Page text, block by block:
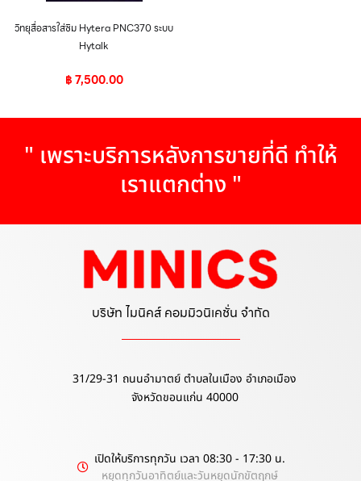
วิทยุสื่อสารใส่ซิม Hytera PNC370 ระบบ
Hytalk
฿7,500.00
" เพราะบริการหลังการขายที่ดี ทำให้
เราแตกต่าง "
บริษัท ไมนิคส์ คอมมิวนิเคชั่น จำกัด
31/29-31 ถนนอำมาตย์ ตำบลในเมือง อำเภอเมือง
จังหวัดขอนแก่น 40000
เปิดให้บริการทุกวัน เวลา 08:30 - 17:30 น.
หยุดทุกวันอาทิตย์และวันหยุดนักขัตฤกษ์